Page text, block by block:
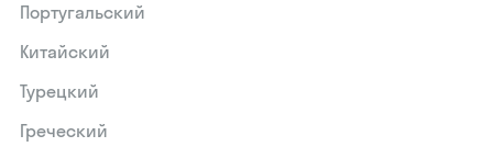
Португальский
Китайский
Турецкий
Греческий